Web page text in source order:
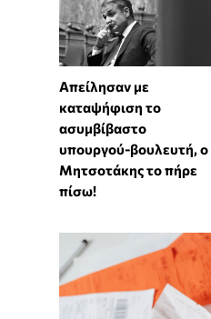
Απείλησαν με
καταψήφιση το
ασυμβίβαστο
υπουργού-βουλευτή, ο
Μητσοτάκης το πήρε
πίσω!